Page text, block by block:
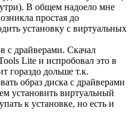
В общем надоело мне
простая до
установку с виртуальных
с драйверами. Скачал
Lite и испробовал это в
гораздо дольше т.к.
образ диска с драйверами
установить виртуальный
к установке, но есть и